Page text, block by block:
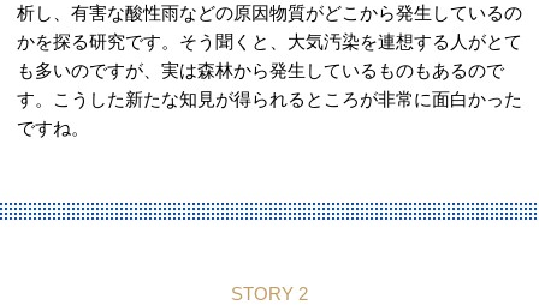
析し、有害な酸性雨などの原因物質がどこから発生しているの
かを探る研究です。そう聞くと、大気汚染を連想する人がとて
も多いのですが、実は森林から発生しているものもあるので
す。こうした新たな知見が得られるところが非常に面白かった
ですね。
STORY 2